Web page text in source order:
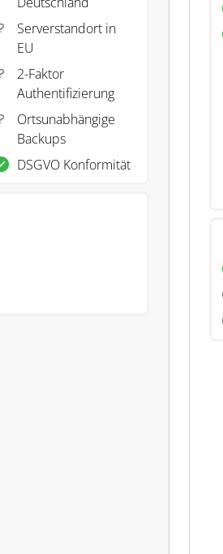
Serverstandort in
EU
2-Faktor
Authentifizierung
Ortsunabhängige
Backups
DSGVO Konformität